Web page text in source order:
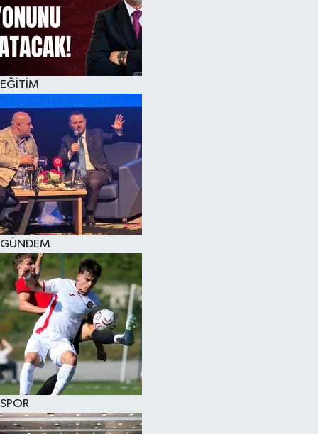
EĞİTİM
GÜNDEM
SPOR
KÜLTÜR SANAT
MAGAZİN
SAĞLIK
SİYASET
SPOR
TEKNOLOJİ
VİZYONDAKİLER
YAŞAM